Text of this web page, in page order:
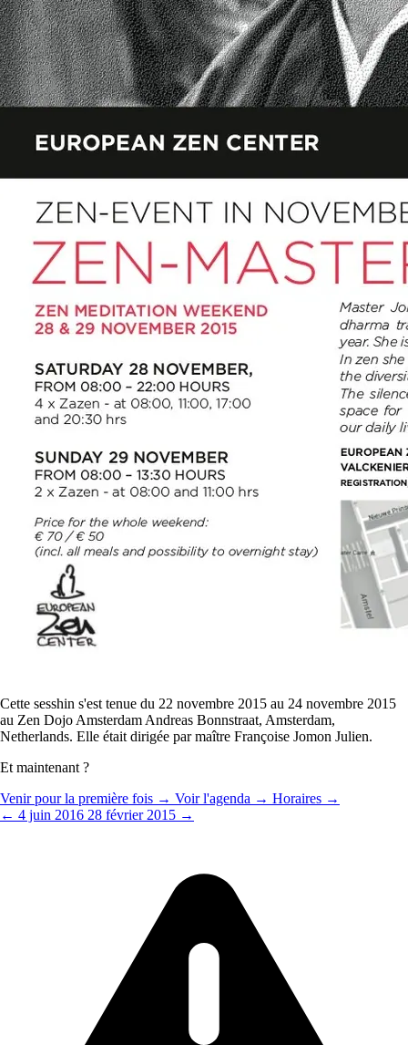
Cette sesshin s'est tenue du 22 novembre 2015 au 24 novembre 2015
au Zen Dojo Amsterdam Andreas Bonnstraat, Amsterdam,
Netherlands. Elle était dirigée par maître Françoise Jomon Julien.
Et maintenant ?
Venir pour la première fois → Voir l'agenda → Horaires →
← 4 juin 2016 28 février 2015 →